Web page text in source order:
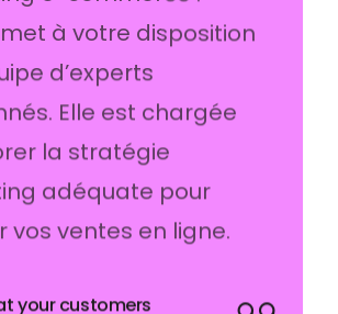
e-commerce :
met à votre disposition
d’experts
Elle est chargée
la stratégie
adéquate pour
vos ventes en ligne.